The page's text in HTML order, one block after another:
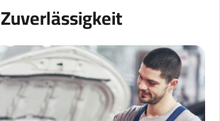
Zuverlässigkeit